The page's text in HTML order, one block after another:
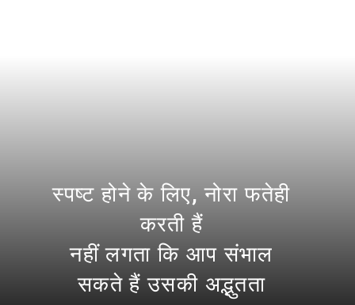
स्पष्ट होने के लिए, नोरा फतेही
करती हैं
नहीं लगता कि आप संभाल
सकते हैं उसकी अद्भुतता